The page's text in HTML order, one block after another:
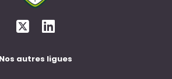
Nos autres ligues